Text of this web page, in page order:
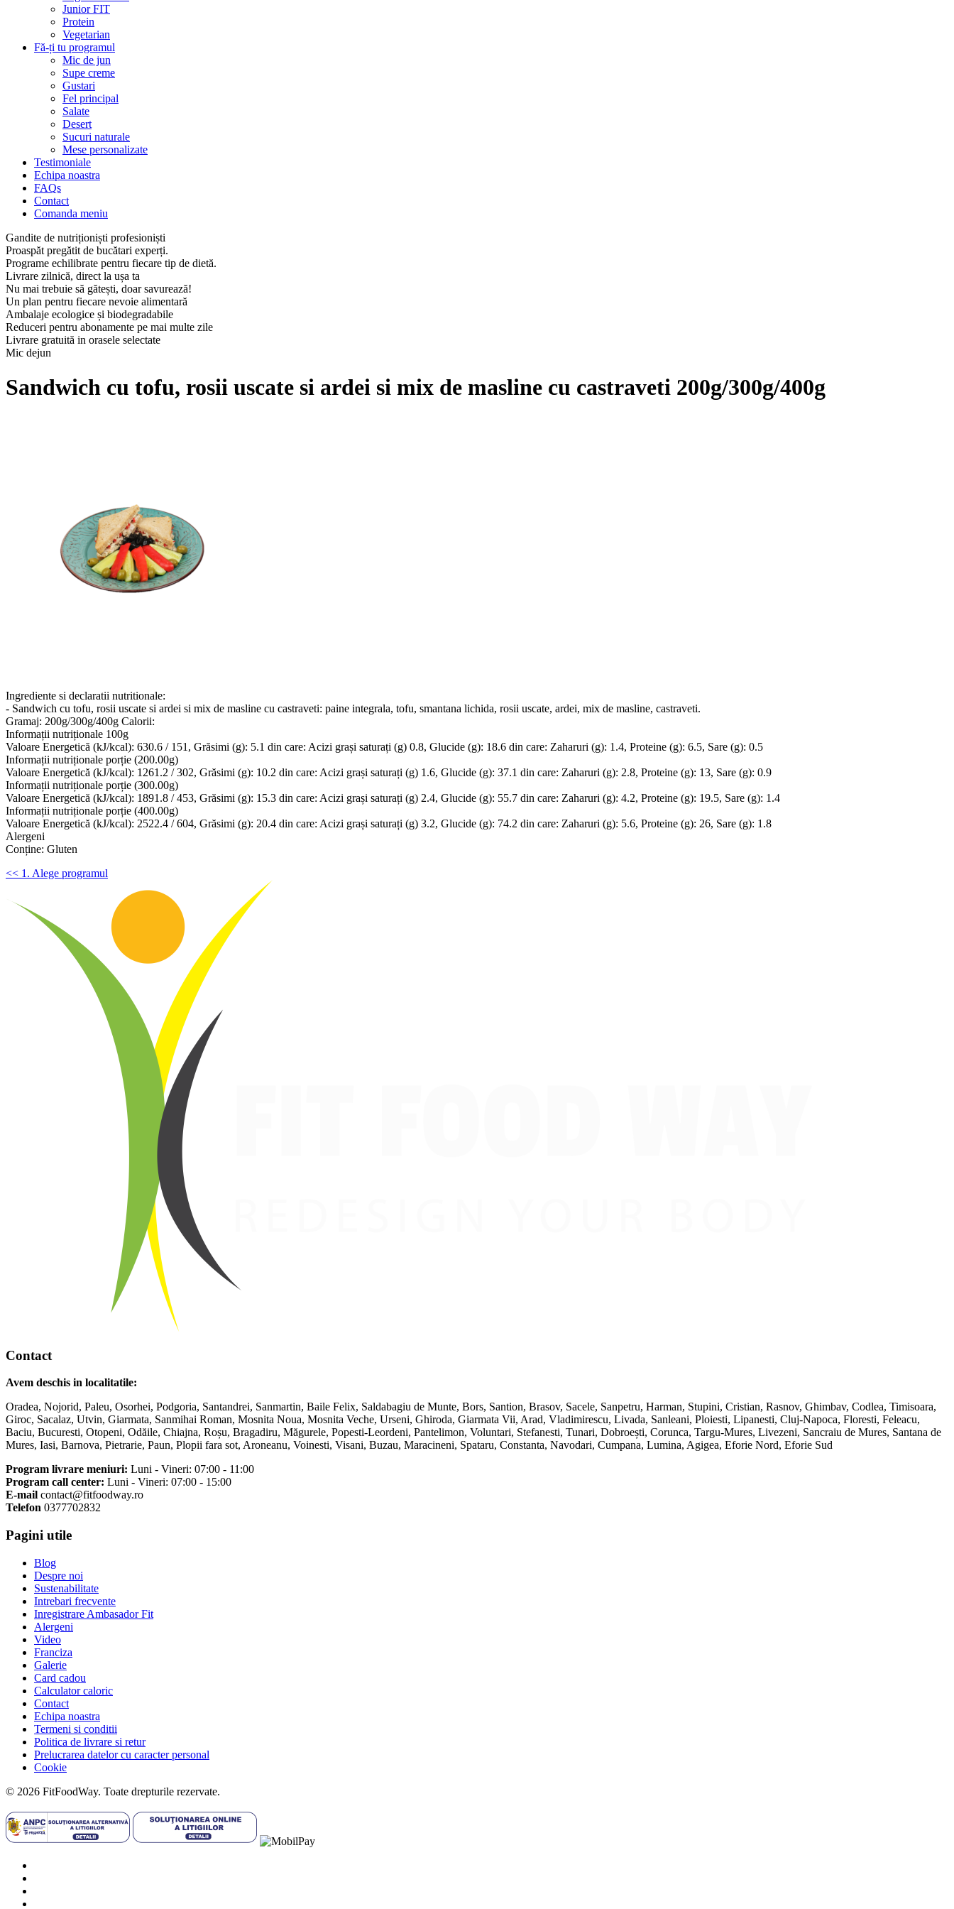
Junior FIT
Protein
Vegetarian
Fă-ți tu programul
Mic de jun
Supe creme
Gustari
Fel principal
Salate
Desert
Sucuri naturale
Mese personalizate
Testimoniale
Echipa noastra
FAQs
Contact
Comanda meniu
Gandite de nutriționiști profesioniști
Proaspăt pregătit de bucătari experți.
Programe echilibrate pentru fiecare tip de dietă.
Livrare zilnică, direct la ușa ta
Nu mai trebuie să gătești, doar savurează!
Un plan pentru fiecare nevoie alimentară
Ambalaje ecologice și biodegradabile
Reduceri pentru abonamente pe mai multe zile
Livrare gratuită in orasele selectate
Mic dejun
Sandwich cu tofu, rosii uscate si ardei si mix de masline cu castraveti 200g/300g/400g
Ingrediente si declaratii nutritionale:
- Sandwich cu tofu, rosii uscate si ardei si mix de masline cu castraveti: paine integrala, tofu, smantana lichida, rosii uscate, ardei, mix de masline, castraveti.
Gramaj: 200g/300g/400g Calorii:
Informații nutriționale 100g
Valoare Energetică (kJ/kcal): 630.6 / 151, Grăsimi (g): 5.1 din care: Acizi grași saturați (g) 0.8, Glucide (g): 18.6 din care: Zaharuri (g): 1.4, Proteine (g): 6.5, Sare (g): 0.5
Informații nutriționale porție (200.00g)
Valoare Energetică (kJ/kcal): 1261.2 / 302, Grăsimi (g): 10.2 din care: Acizi grași saturați (g) 1.6, Glucide (g): 37.1 din care: Zaharuri (g): 2.8, Proteine (g): 13, Sare (g): 0.9
Informații nutriționale porție (300.00g)
Valoare Energetică (kJ/kcal): 1891.8 / 453, Grăsimi (g): 15.3 din care: Acizi grași saturați (g) 2.4, Glucide (g): 55.7 din care: Zaharuri (g): 4.2, Proteine (g): 19.5, Sare (g): 1.4
Informații nutriționale porție (400.00g)
Valoare Energetică (kJ/kcal): 2522.4 / 604, Grăsimi (g): 20.4 din care: Acizi grași saturați (g) 3.2, Glucide (g): 74.2 din care: Zaharuri (g): 5.6, Proteine (g): 26, Sare (g): 1.8
Alergeni
Conține: Gluten
<< 1. Alege programul
Contact
Avem deschis in localitatile:
Oradea, Nojorid, Paleu, Osorhei, Podgoria, Santandrei, Sanmartin, Baile Felix, Saldabagiu de Munte, Bors, Santion, Brasov, Sacele, Sanpetru, Harman, Stupini, Cristian, Rasnov, Ghimbav, Codlea, Timisoara,
Giroc, Sacalaz, Utvin, Giarmata, Sanmihai Roman, Mosnita Noua, Mosnita Veche, Urseni, Ghiroda, Giarmata Vii, Arad, Vladimirescu, Livada, Sanleani, Ploiesti, Lipanesti, Cluj-Napoca, Floresti, Feleacu,
Baciu, Bucuresti, Otopeni, Odăile, Chiajna, Roșu, Bragadiru, Măgurele, Popesti-Leordeni, Pantelimon, Voluntari, Stefanesti, Tunari, Dobroești, Corunca, Targu-Mures, Livezeni, Sancraiu de Mures, Santana de
Mures, Iasi, Barnova, Pietrarie, Paun, Plopii fara sot, Aroneanu, Voinesti, Visani, Buzau, Maracineni, Spataru, Constanta, Navodari, Cumpana, Lumina, Agigea, Eforie Nord, Eforie Sud
Program livrare meniuri: Luni - Vineri: 07:00 - 11:00
Program call center: Luni - Vineri: 07:00 - 15:00
E-mail contact@fitfoodway.ro
Telefon 0377702832
Pagini utile
Blog
Despre noi
Sustenabilitate
Intrebari frecvente
Inregistrare Ambasador Fit
Alergeni
Video
Franciza
Galerie
Card cadou
Calculator caloric
Contact
Echipa noastra
Termeni si conditii
Politica de livrare si retur
Prelucrarea datelor cu caracter personal
Cookie
© 2026 FitFoodWay. Toate drepturile rezervate.